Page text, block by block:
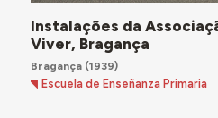
Instalações da
Viver, Bragança
Bragança(1939)
Escuela de Enseñanza Primaria